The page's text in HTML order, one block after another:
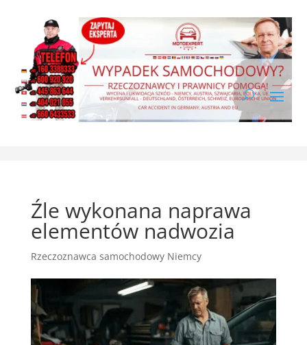
Źle wykonana naprawa
elementów nadwozia
Rzeczoznawca samochodowy Niemcy